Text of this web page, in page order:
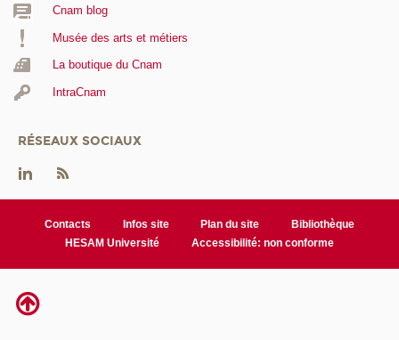
Cnam blog
Musée des arts et métiers
La boutique du Cnam
IntraCnam
RÉSEAUX SOCIAUX
Contacts Infos site Plan du site
Bibliothèque
HESAM Université
Accessibilité: non conforme